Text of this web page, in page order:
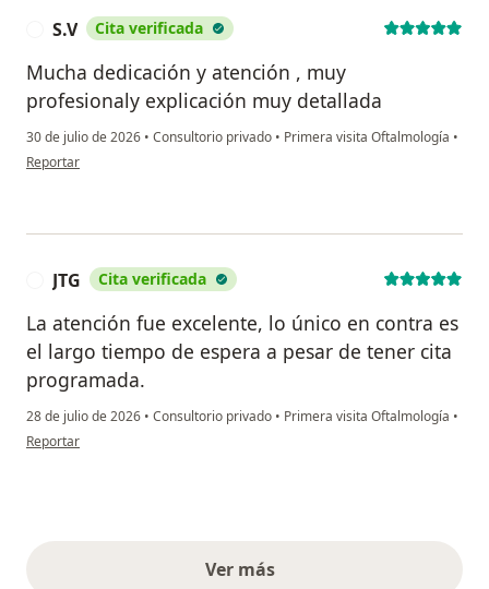
S.V Cita verificada
Mucha dedicación y atención , muy
profesionaly explicación muy detallada
30 de julio de 2026 • Consultorio privado • Primera visita Oftalmología •
en opinión del usuario S.V
Reportar
JTG Cita verificada
La atención fue excelente, lo único en contra es
el largo tiempo de espera a pesar de tener cita
programada.
28 de julio de 2026 • Consultorio privado • Primera visita Oftalmología •
en opinión del usuario JTG
Reportar
Ver másopiniones anteriores